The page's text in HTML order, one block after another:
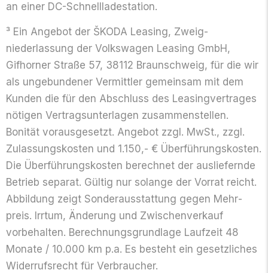
an einer DC-Schnellladestation.
³ Ein Angebot der ŠKODA Leasing, Zweig­
niederlassung der Volkswagen Leasing GmbH,
Gifhorner Straße 57, 38112 Braun­schweig, für die wir
als ungebundener Vermittler gemeinsam mit dem
Kunden die für den Abschluss des Leasing­vertrages
nötigen Vertrags­unterlagen zusammen­stellen.
Bonität voraus­gesetzt. Angebot zzgl. MwSt., zzgl.
Zulassungs­kosten und 1.150,- € Überführungskosten.
Die Überführungs­kosten berechnet der ausliefernde
Betrieb separat. Gültig nur solange der Vorrat reicht.
Abbildung zeigt Sonder­ausstattung gegen Mehr­
preis. Irrtum, Änderung und Zwischen­verkauf
vorbehalten. Berechnungs­grundlage Laufzeit 48
Monate / 10.000 km p.a. Es besteht ein gesetz­liches
Widerrufs­recht für Verbraucher.